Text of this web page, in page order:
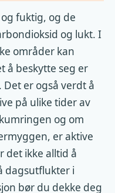
fuktig, og de
og lukt. I
områder kan
å beskytte seg er
er også verdt å
på ulike tider av
og om
er aktive
det ikke alltid å
dagsutflukter i
bør du dekke deg